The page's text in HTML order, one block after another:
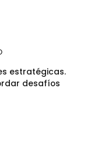
estratégicas.
desafíos